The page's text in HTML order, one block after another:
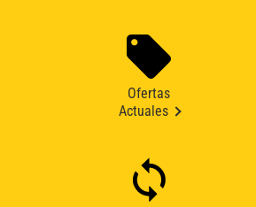
Ofertas
Actuales